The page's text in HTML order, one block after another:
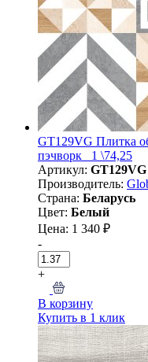
GT129VG Плитка
пэчворк_ 1 \74,25
Артикул: GT129VG
Производитель:
Страна: Беларусь
Цвет: Белый
Цена: 1 340 ₽
-
+
В корзину
Купить в 1 клик